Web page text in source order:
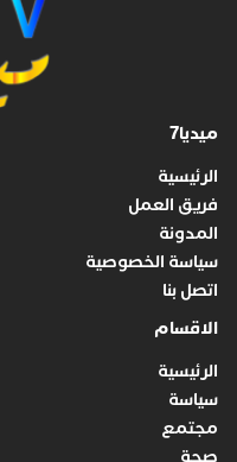
ميديا7
الرئيسية
فريق العمل
المدونة
سياسة الخصوصية
اتصل بنا
الاقسام
الرئيسية
سياسة
مجتمع
صحة